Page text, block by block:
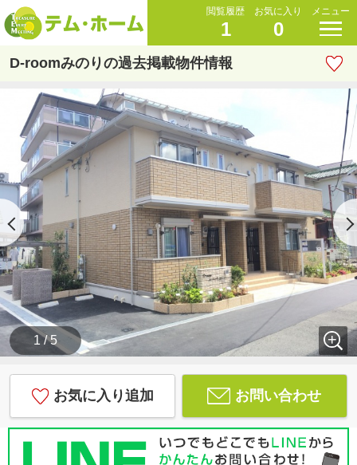
閲覧履歴
1
お気に入り
0
メニュー
D-roomみのりの過去掲載物件情報
1 / 5
お気に入り追加 お問い合わせ